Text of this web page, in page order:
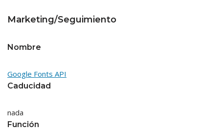
Marketing/Seguimiento
Nombre
Google Fonts API
Caducidad
nada
Función